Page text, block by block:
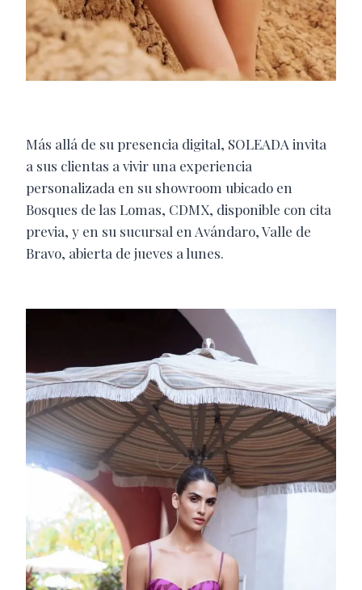
Más allá de su presencia digital, SOLEADA invita
a sus clientas a vivir una experiencia
personalizada en su showroom ubicado en
Bosques de las Lomas, CDMX, disponible con cita
previa, y en su sucursal en Avándaro, Valle de
Bravo, abierta de jueves a lunes.